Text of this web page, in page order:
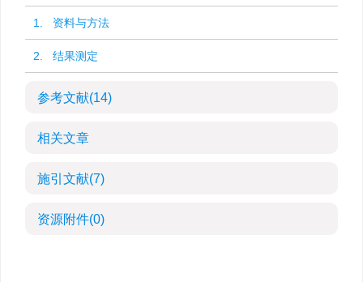
1. 资料与方法
2. 结果测定
参考文献(14)
相关文章
施引文献(7)
资源附件(0)